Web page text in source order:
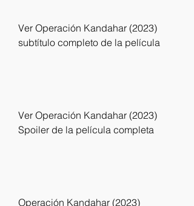
Ver Operación Kandahar (2023)
subtítulo completo de la película
Ver Operación Kandahar (2023)
Spoiler de la película completa
Operación Kandahar (2023)